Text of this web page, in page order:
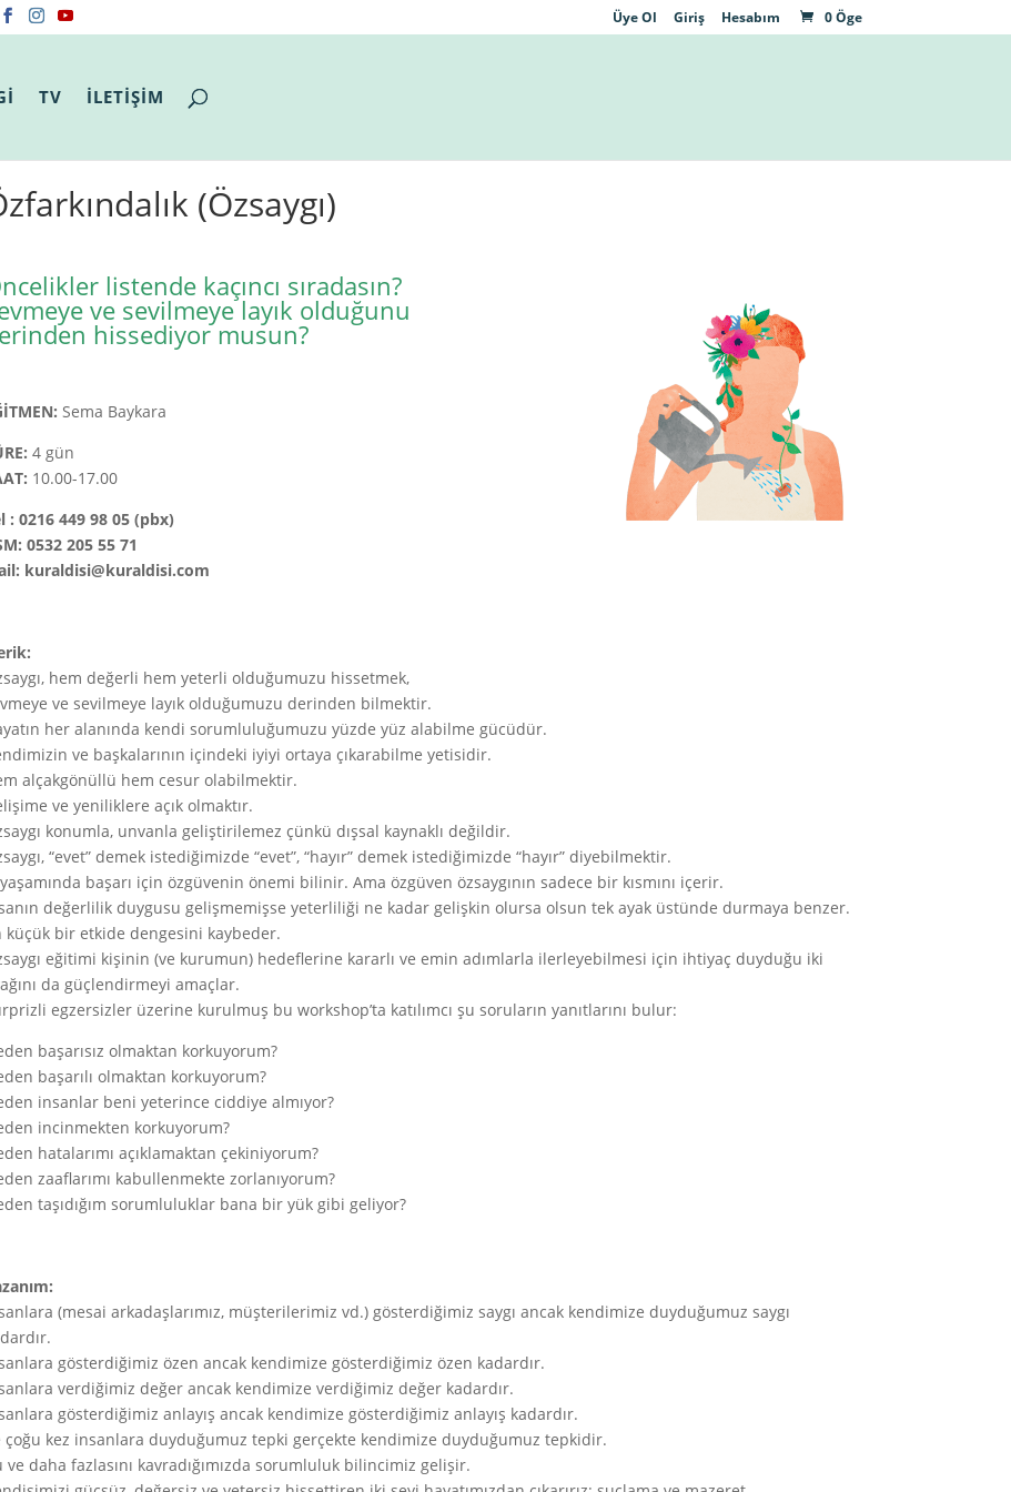
Üye Ol Giriş Hesabım 0 Öge
TV İLETİŞİM
(Özsaygı)
listende kaçıncı sıradasın?
ve sevilmeye layık olduğunu
hissediyor musun?
Sema Baykara
4 gün
10.00-17.00
: 0216 449 98 05 (pbx)
0532 205 55 71
kuraldisi@kuraldisi.com
hem değerli hem yeterli olduğumuzu hissetmek,
ve sevilmeye layık olduğumuzu derinden bilmektir.
her alanında kendi sorumluluğumuzu yüzde yüz alabilme gücüdür.
ve başkalarının içindeki iyiyi ortaya çıkarabilme yetisidir.
alçakgönüllü hem cesur olabilmektir.
ve yeniliklere açık olmaktır.
konumla, unvanla geliştirilemez çünkü dışsal kaynaklı değildir.
“evet” demek istediğimizde “evet”, “hayır” demek istediğimizde “hayır” diyebilmektir.
başarı için özgüvenin önemi bilinir. Ama özgüven özsaygının sadece bir kısmını içerir.
değerlilik duygusu gelişmemişse yeterliliği ne kadar gelişkin olursa olsun tek ayak üstünde durmaya benzer.
küçük bir etkide dengesini kaybeder.
eğitimi kişinin (ve kurumun) hedeflerine kararlı ve emin adımlarla ilerleyebilmesi için ihtiyaç duyduğu iki
da güçlendirmeyi amaçlar.
egzersizler üzerine kurulmuş bu workshop’ta katılımcı şu soruların yanıtlarını bulur:
başarısız olmaktan korkuyorum?
başarılı olmaktan korkuyorum?
insanlar beni yeterince ciddiye almıyor?
incinmekten korkuyorum?
hatalarımı açıklamaktan çekiniyorum?
zaaflarımı kabullenmekte zorlanıyorum?
taşıdığım sorumluluklar bana bir yük gibi geliyor?
(mesai arkadaşlarımız, müşterilerimiz vd.) gösterdiğimiz saygı ancak kendimize duyduğumuz saygı
gösterdiğimiz özen ancak kendimize gösterdiğimiz özen kadardır.
verdiğimiz değer ancak kendimize verdiğimiz değer kadardır.
gösterdiğimiz anlayış ancak kendimize gösterdiğimiz anlayış kadardır.
çoğu kez insanlara duyduğumuz tepki gerçekte kendimize duyduğumuz tepkidir.
ve daha fazlasını kavradığımızda sorumluluk bilincimiz gelişir.